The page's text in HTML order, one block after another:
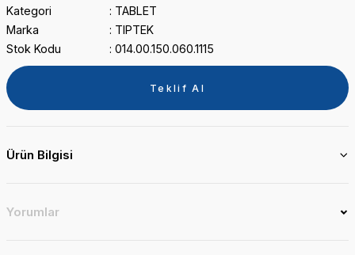
Kategori
TABLET
Marka
TIPTEK
Stok Kodu
014.00.150.060.1115
Teklif Al
Ürün Bilgisi
Yorumlar